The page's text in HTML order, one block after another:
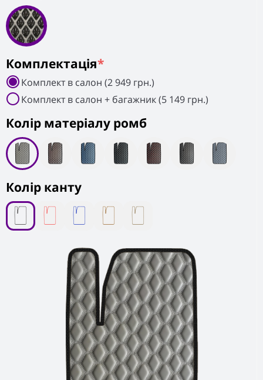
Колiр матеріалу ромб
Колір канту
Комплектація*
Комплект в салон (2 949 грн.)
Комплект в салон + багажник (5 149 грн.)